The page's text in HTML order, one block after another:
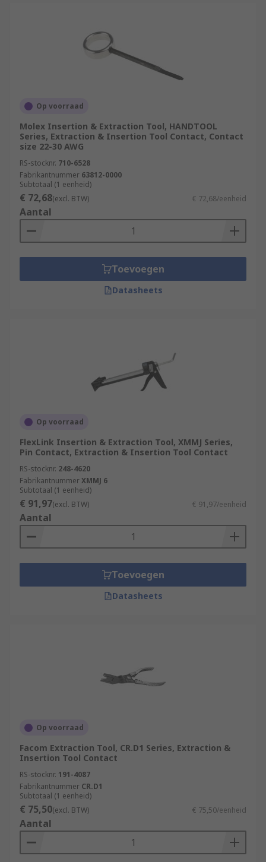
Op voorraad
Molex Insertion & Extraction Tool, HANDTOOL
Series, Extraction & Insertion Tool Contact, Contact
size 22-30 AWG
RS-stocknr. 710-6528
Fabrikantnummer 63812-0000
Subtotaal (1 eenheid)
€ 72,68(excl. BTW) € 72,68/eenheid
Aantal
Toevoegen
Datasheets
Op voorraad
FlexLink Insertion & Extraction Tool, XMMJ Series,
Pin Contact, Extraction & Insertion Tool Contact
RS-stocknr. 248-4620
FabrikantnummerXMMJ 6
Subtotaal (1 eenheid)
€ 91,97(excl. BTW) € 91,97/eenheid
Aantal
Toevoegen
Datasheets
Op voorraad
Facom Extraction Tool, CR.D1 Series, Extraction &
Insertion Tool Contact
RS-stocknr. 191-4087
Fabrikantnummer CR.D1
Subtotaal (1 eenheid)
€ 75,50(excl. BTW) € 75,50/eenheid
Aantal